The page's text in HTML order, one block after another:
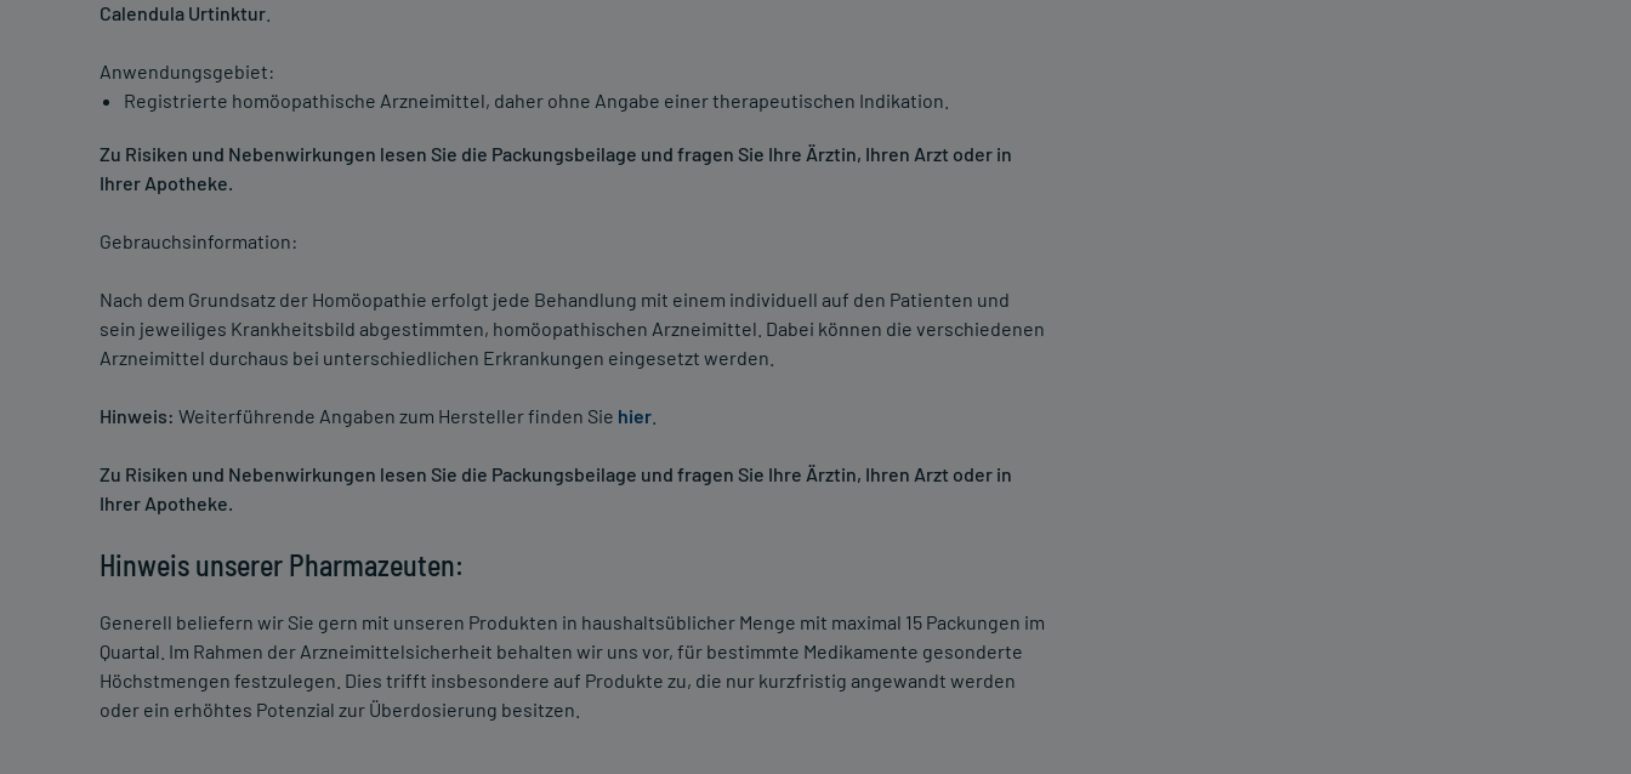
Calendula Urtinktur
Anwendungsgebiet:
Registrierte homöopathische Arzneimittel, daher ohne Angabe einer therapeutischen Indikation.
Zu Risiken und Nebenwirkungen lesen Sie die Packungsbeilage und fragen Sie Ihre Ärztin, Ihren Arzt oder in
Ihrer Apotheke.
Gebrauchsinformation:
Nach dem Grundsatz der Homöopathie erfolgt jede Behandlung mit einem individuell auf den Patienten und
sein jeweiliges Krankheitsbild abgestimmten, homöopathischen Arzneimittel. Dabei können die verschiedenen
Arzneimittel durchaus bei unterschiedlichen Erkrankungen eingesetzt werden.
Hinweis: Weiterführende Angaben zum Hersteller finden Sie hier
Zu Risiken und Nebenwirkungen lesen Sie die Packungsbeilage und fragen Sie Ihre Ärztin, Ihren Arzt oder in
Ihrer Apotheke.
Hinweis unserer Pharmazeuten:
Generell beliefern wir Sie gern mit unseren Produkten in haushaltsüblicher Menge mit maximal 15 Packungen im
Quartal. Im Rahmen der Arzneimittelsicherheit behalten wir uns vor, für bestimmte Medikamente gesonderte
Höchstmengen festzulegen. Dies trifft insbesondere auf Produkte zu, die nur kurzfristig angewandt werden
oder ein erhöhtes Potenzial zur Überdosierung besitzen.